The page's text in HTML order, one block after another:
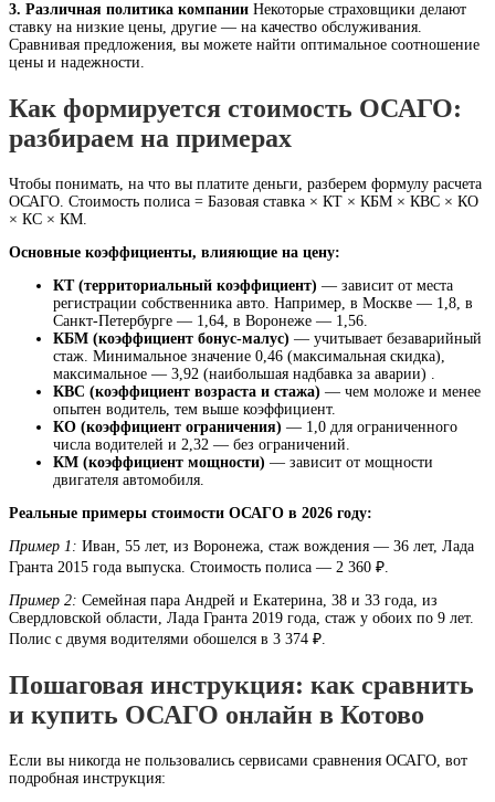
3. Различная политика компании Некоторые страховщики делают
ставку на низкие цены, другие — на качество обслуживания.
Сравнивая предложения, вы можете найти оптимальное соотношение
цены и надежности.
Как формируется стоимость ОСАГО:
разбираем на примерах
Чтобы понимать, на что вы платите деньги, разберем формулу расчета
ОСАГО. Стоимость полиса = Базовая ставка × КТ × КБМ × КВС × КО
× КС × КМ.
Основные коэффициенты, влияющие на цену:
КТ (территориальный коэффициент) — зависит от места
регистрации собственника авто. Например, в Москве — 1,8, в
Санкт-Петербурге — 1,64, в Воронеже — 1,56.
КБМ (коэффициент бонус-малус) — учитывает безаварийный
стаж. Минимальное значение 0,46 (максимальная скидка),
максимальное — 3,92 (наибольшая надбавка за аварии) .
КВС (коэффициент возраста и стажа) — чем моложе и менее
опытен водитель, тем выше коэффициент.
КО (коэффициент ограничения) — 1,0 для ограниченного
числа водителей и 2,32 — без ограничений.
КМ (коэффициент мощности) — зависит от мощности
двигателя автомобиля.
Реальные примеры стоимости ОСАГО в 2026 году:
Пример 1: Иван, 55 лет, из Воронежа, стаж вождения — 36 лет, Лада
Гранта 2015 года выпуска. Стоимость полиса — 2 360 ₽.
Пример 2: Семейная пара Андрей и Екатерина, 38 и 33 года, из
Свердловской области, Лада Гранта 2019 года, стаж у обоих по 9 лет.
Полис с двумя водителями обошелся в 3 374 ₽.
Пошаговая инструкция: как сравнить
и купить ОСАГО онлайн в Котово
Если вы никогда не пользовались сервисами сравнения ОСАГО, вот
подробная инструкция: